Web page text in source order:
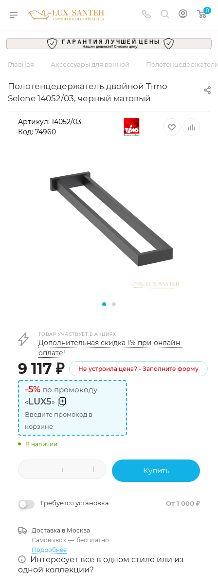
0
Главная — Аксессуары для ванной —
Полотенцедержатель двойной Timo
Selene 14052/03, черный матовый
Артикул: 14052/03
Код: 74960
ТОВАР УЧАСТВУЕТ В АКЦИЯХ
Дополнительная скидка 1% при онлайн-
оплате!
9 117 ₽ Не устроила цена? - Заполните форму
-5% по промокоду
«LUX5»
Введите промокод в
корзине
В наличии
Купить
Требуется установка От 1 000 ₽
Доставка в Москва
Самовывоз — бесплатно
Подробнее
Интересует все в одном стиле или из
одной коллекции?